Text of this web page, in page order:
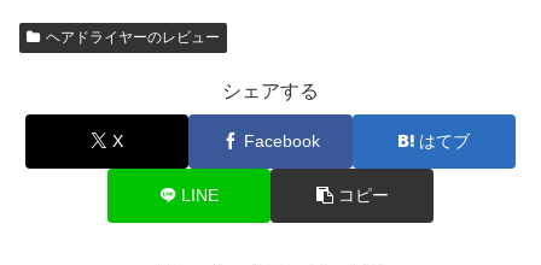
ヘアドライヤーのレビュー
シェアする
X Facebook はてブ
LINE コピー